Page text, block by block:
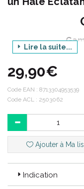
Produit :
Expert en nutrition
Nutrition Beauté
Concentrés en
minéraux et
Des capsules
Des étuis 100%
Lire la suite...
29,90€
Code EAN : 8713304953539
Code ACL : 2503062
Ajouter à Ma
Indication